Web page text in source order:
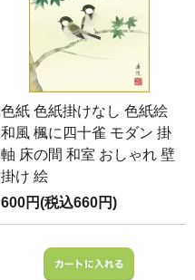
色紙 色紙掛けなし 色紙絵
和風 楓に四十雀 モダン 掛
軸 床の間 和室 おしゃれ 壁
掛け 絵
600円(税込660円)